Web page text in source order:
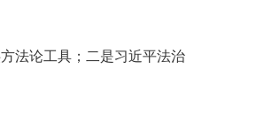
法论工具；二是习近平法治